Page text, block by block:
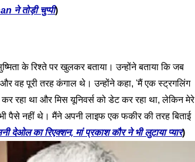
ने तोड़ी चुप्पी)
के रिश्ते पर खुलकर बताया। उन्होंने बताया कि जब
वह पूरी तरह कंगाल थे। उन्होंने कहा, 'मैं एक स्ट्रगलिंग
रहा था और मिस यूनिवर्स को डेट कर रहा था, लेकिन मेरे
पैसे नहीं थे। मैंने अपनी लाइफ एक फकीर की तरह बिताई
का रिएक्शन, मां प्रकाश कौर ने भी लुटाया प्यार)